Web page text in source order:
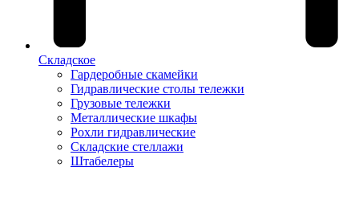
Складское
Гардеробные скамейки
Гидравлические столы тележки
Грузовые тележки
Металлические шкафы
Рохли гидравлические
Складские стеллажи
Штабелеры